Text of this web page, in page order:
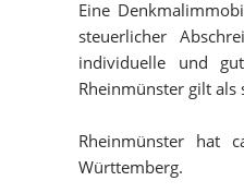
Eine
steuerlicher
individuelle und
Rheinmünster gilt
Rheinmünster hat
Württemberg.